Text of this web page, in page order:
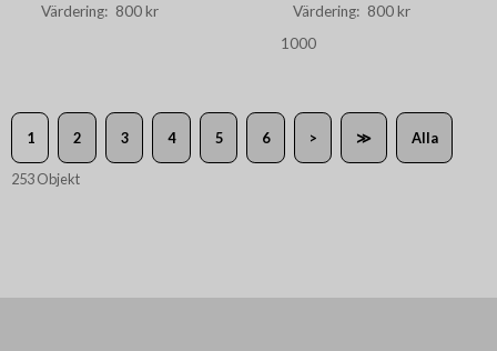
800 kr
800 kr
1000
1 2 3 4 5 6 > ≫ Alla
253 Objekt